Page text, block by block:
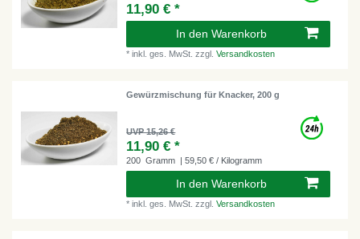
11,90 € *
In den Warenkorb
*inkl. ges. MwSt. zzgl.Versandkosten
Gewürzmischung für Knacker, 200 g
UVP 15,26 €
11,90 € *
200 Gramm | 59,50 € / Kilogramm
In den Warenkorb
*inkl. ges. MwSt. zzgl.Versandkosten